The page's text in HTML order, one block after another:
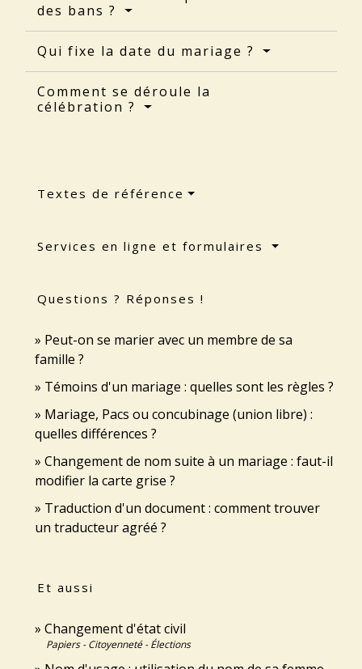
des bans ?
Qui fixe la date du mariage ?
Comment se déroule la
célébration ?
Textes de référence
Services en ligne et formulaires
Questions ? Réponses !
Peut-on se marier avec un membre de sa
famille ?
Témoins d'un mariage : quelles sont les règles ?
Mariage, Pacs ou concubinage (union libre) :
quelles différences ?
Changement de nom suite à un mariage : faut-il
modifier la carte grise ?
Traduction d'un document : comment trouver
un traducteur agréé ?
Et aussi
Changement d'état civil
Papiers - Citoyenneté - Élections